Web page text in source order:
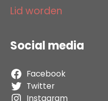
Lid worden
Social media
Facebook
Twitter
Instagram